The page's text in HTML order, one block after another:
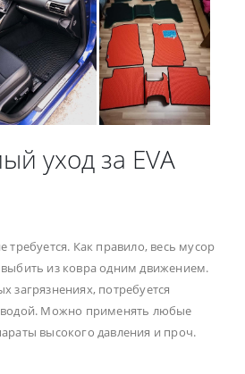
уход за EVA
требуется. Как правило, весь мусор
из ковра одним движением.
загрязнениях, потребуется
Можно применять любые
высокого давления и проч.